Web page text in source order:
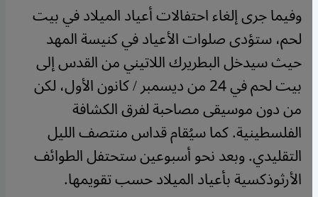
وفيما جرى إلغاء احتفالات أعياد الميلاد في بيت
لحم، ستؤدى صلوات الأعياد في كنيسة المهد
حيث سيدخل البطريرك اللاتيني من القدس إلى
بيت لحم في 24 من ديسمبر / كانون الأول، لكن
من دون موسيقى مصاحبة لفرق الكشافة
الفلسطينية. كما سيُقام قداس منتصف الليل
التقليدي. وبعد نحو أسبوعين ستحتفل الطوائف
الأرثوذكسية بأعياد الميلاد حسب تقويمها.